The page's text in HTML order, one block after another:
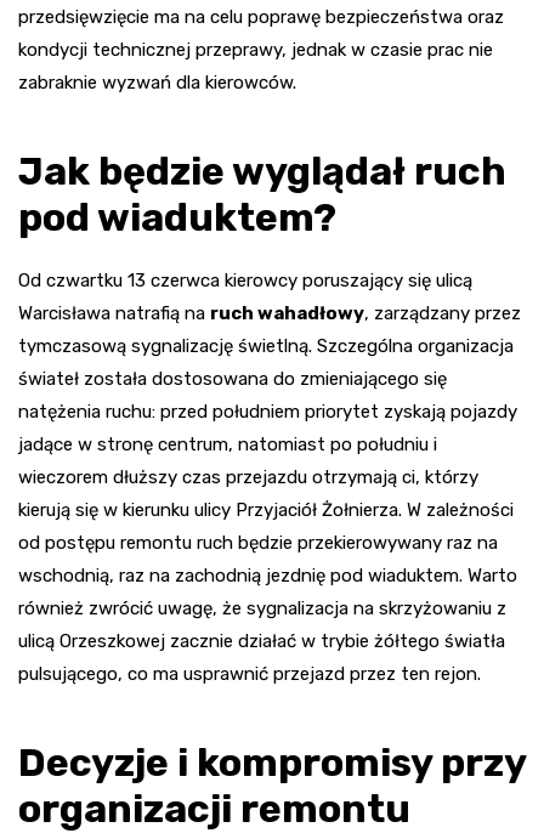
przedsięwzięcie ma na celu poprawę bezpieczeństwa oraz
kondycji technicznej przeprawy, jednak w czasie prac nie
zabraknie wyzwań dla kierowców.
Jak będzie wyglądał ruch
pod wiaduktem?
Od czwartku 13 czerwca kierowcy poruszający się ulicą
Warcisława natrafią na ruch wahadłowy, zarządzany przez
tymczasową sygnalizację świetlną. Szczególna organizacja
świateł została dostosowana do zmieniającego się
natężenia ruchu: przed południem priorytet zyskają pojazdy
jadące w stronę centrum, natomiast po południu i
wieczorem dłuższy czas przejazdu otrzymają ci, którzy
kierują się w kierunku ulicy Przyjaciół Żołnierza. W zależności
od postępu remontu ruch będzie przekierowywany raz na
wschodnią, raz na zachodnią jezdnię pod wiaduktem. Warto
również zwrócić uwagę, że sygnalizacja na skrzyżowaniu z
ulicą Orzeszkowej zacznie działać w trybie żółtego światła
pulsującego, co ma usprawnić przejazd przez ten rejon.
Decyzje i kompromisy przy
organizacji remontu